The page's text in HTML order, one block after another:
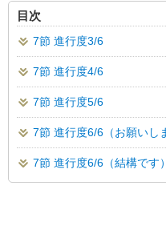
目次
7節 進行度3/6
7節 進行度4/6
7節 進行度5/6
7節 進行度6/6（お願いし
7節 進行度6/6（結構です）